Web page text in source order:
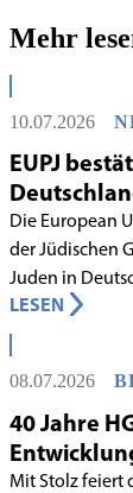
Mehr
10.07.2026
EUPJ
liberales
Die European
der Jüdischen
Juden in
Deutschland
LESEN
08.07.2026
40 Jahre
Mit Stolz feiert